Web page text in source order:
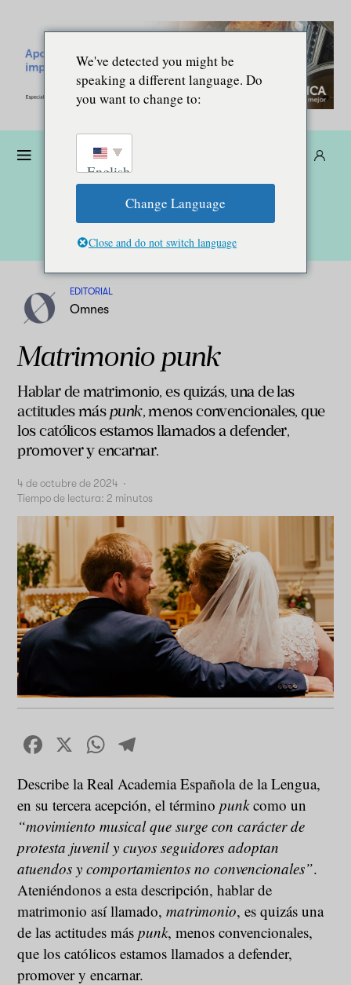
EDITORIAL
Omnes
Matrimonio punk
Hablar de matrimonio, es quizás, una de las
actitudes más punk, menos convencionales, que
los católicos estamos llamados a defender,
promover y encarnar.
4 de octubre de 2024 ·
Tiempo de lectura: 2 minutos
Facebook
X WhatsApp
Describe la Real Academia Española de la Lengua,
en su tercera acepción, el términopunkcomo un
“movimiento musical que surge con carácter de
protesta juvenil y cuyos seguidores adoptan
atuendos y comportamientos no convencionales”.
Ateniéndonos a esta descripción, hablar de
matrimonio así llamado,matrimonio, es quizás una
de las actitudes máspunk, menos convencionales,
que los católicos estamos llamados a defender,
promover y encarnar.
We've detected you might be
speaking a different language. Do
you want to change to:
English
Change Language
Close and do not switch language